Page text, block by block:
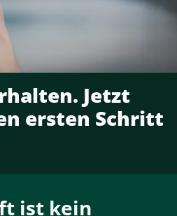
Jetzt
ersten Schritt
ist kein